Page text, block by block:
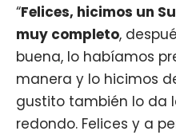
“Felices, hicimos un
muy completo,
buena, lo habíamos
manera y lo hicimos
gustito también lo da
redondo. Felices y a